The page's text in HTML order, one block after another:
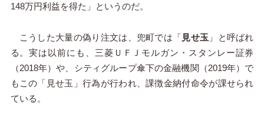
148万円利益を得た」というのだ。
こうした大量の偽り注文は、兜町では「 見せ玉 」と呼ばれ
る。実は以前にも、三菱ＵＦＪモルガン・スタンレー証券
（2018年）や、シティグループ傘下の金融機関（2019年）で
もこの「見せ玉」行為が行われ、課徴金納付命令が課せられ
ている。